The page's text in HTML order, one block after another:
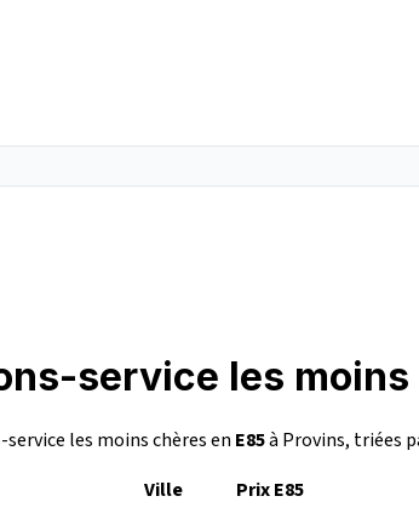
service les moins
les moins chères en E85à Provins, triées
Ville Prix E85